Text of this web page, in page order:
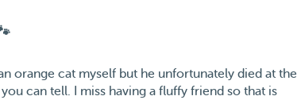
orange cat myself but he unfortunately died at the
can tell. I miss having a fluffy friend so that is